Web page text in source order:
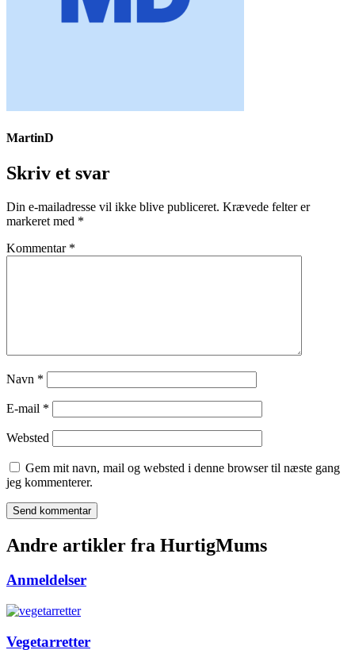
MartinD
Skriv et svar
Din e-mailadresse vil ikke blive publiceret. Krævede felter er
markeret med *
Kommentar *
Navn *
E-mail *
Websted
Gem mit navn, mail og websted i denne browser til næste gang
jeg kommenterer.
Andre artikler fra HurtigMums
Anmeldelser
Vegetarretter